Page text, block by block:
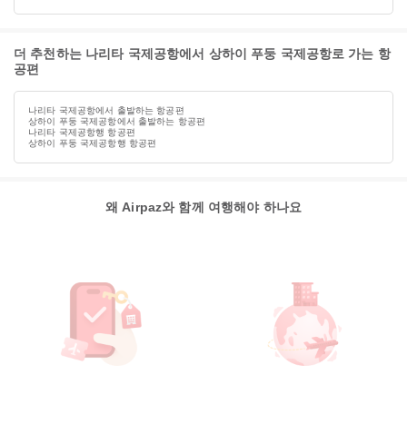
더 추천하는 나리타 국제공항에서 상하이 푸둥 국제공항로 가는 항
공편
나리타 국제공항에서 출발하는 항공편
상하이 푸둥 국제공항에서 출발하는 항공편
나리타 국제공항행 항공편
상하이 푸둥 국제공항행 항공편
왜 Airpaz와 함께 여행해야 하나요